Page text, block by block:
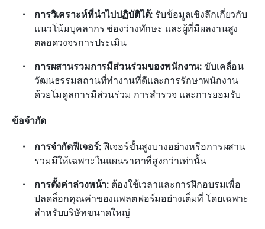
การวิเคราะห์ที่นำไปปฏิบัติได้: รับข้อมูลเชิงลึกเกี่ยวกับ
แนวโน้มบุคลากร ช่องว่างทักษะ และผู้ที่มีผลงานสูง
ตลอดวงจรการประเมิน
การผสานรวมการมีส่วนร่วมของพนักงาน: ขับเคลื่อน
วัฒนธรรมสถานที่ทำงานที่ดีและการรักษาพนักงาน
ด้วยโมดูลการมีส่วนร่วม การสำรวจ และการยอมรับ
ข้อจำกัด
การจำกัดฟีเจอร์: ฟีเจอร์ขั้นสูงบางอย่างหรือการผสาน
รวมมีให้เฉพาะในแผนราคาที่สูงกว่าเท่านั้น
การตั้งค่าล่วงหน้า: ต้องใช้เวลาและการฝึกอบรมเพื่อ
ปลดล็อกคุณค่าของแพลตฟอร์มอย่างเต็มที่ โดยเฉพาะ
สำหรับบริษัทขนาดใหญ่